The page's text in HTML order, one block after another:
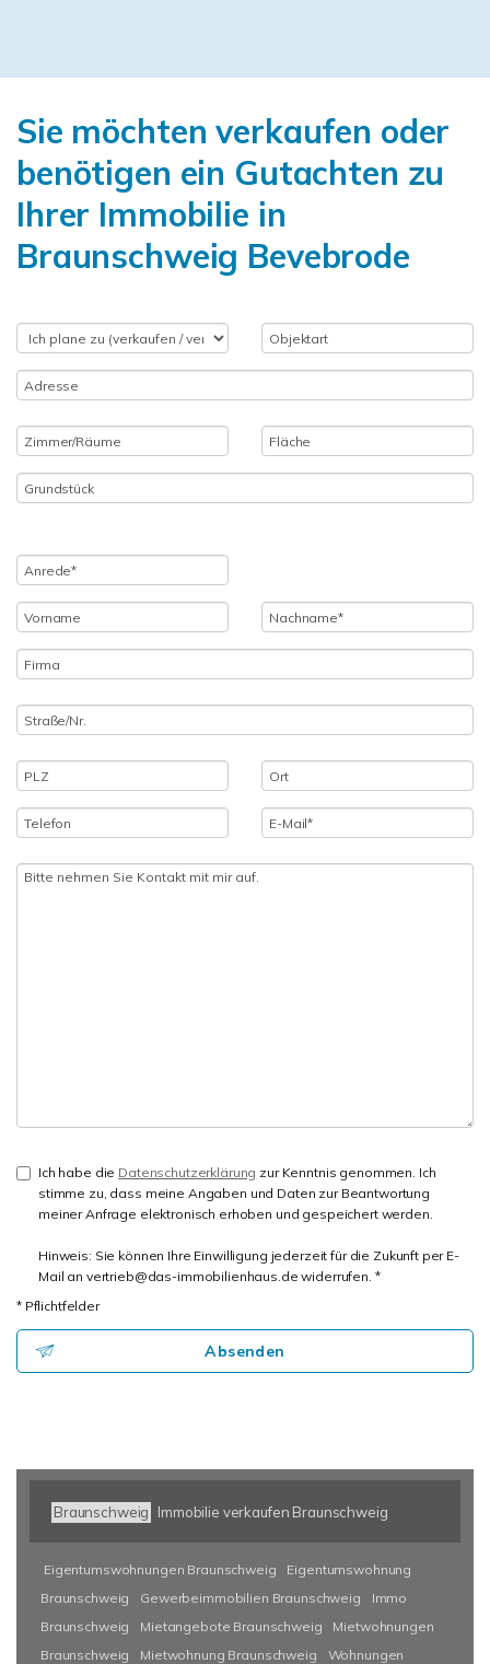
Sie möchten verkaufen oder
benötigen ein Gutachten zu
Ihrer Immobilie in
Braunschweig Bevebrode
Ich habe die Datenschutzerklärung zur Kenntnis genommen. Ich
stimme zu, dass meine Angaben und Daten zur Beantwortung
meiner Anfrage elektronisch erhoben und gespeichert werden.
Hinweis: Sie können Ihre Einwilligung jederzeit für die Zukunft per E-
Mail an vertrieb@das-immobilienhaus.de widerrufen. *
* Pflichtfelder
Absenden
Braunschweig Immobilie verkaufen Braunschweig
Eigentumswohnungen Braunschweig
Eigentumswohnung
Braunschweig
Gewerbeimmobilien Braunschweig
Immo
Braunschweig
Mietangebote Braunschweig
Mietwohnungen
Braunschweig
Mietwohnung Braunschweig
Wohnungen